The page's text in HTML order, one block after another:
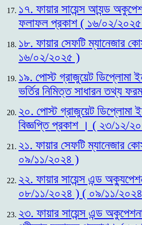
১৭. ফায়ার সায়েন্স আ্যন্ড
ফলাফল প্রকাশ ( ১৬/০২/
১৮. ফায়ার সেফটি ম্যানেজার
১৬/০২/২০২৫ )
১৯. পোস্ট গ্রাজুয়েট ডিপ্লোমা
ভর্তির নিমিত্ত সাধারন তথ্য
২০. পোস্ট গ্রাজুয়েট ডিপ্লোমা
বিজ্ঞপ্তি প্রকাশ । ( ২৩/১২/
২১. ফায়ার সেফটি ম্যানেজার
০৯/১১/২০২৪ )
২২. ফায়ার সায়েন্স এন্ড
০৮/১১/২০২৪ ) ( ০৯/১১/
২৩. ফায়ার সায়েন্স এন্ড